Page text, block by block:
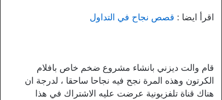
اقرأ ايضا : قصص نجاح في التداول
قام والت ديزني بانشاء مشروع ضخم خاص بافلام
الكرتون وهذه المرة نجح فيه نجاحا ساحقا ، لدرجة ان
هناك قناة تلفزيونية عرضت عليه الاشتراك في هذا